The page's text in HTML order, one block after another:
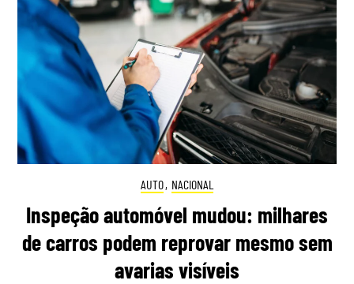
AUTO, NACIONAL
Inspeção automóvel mudou: milhares
de carros podem reprovar mesmo sem
avarias visíveis